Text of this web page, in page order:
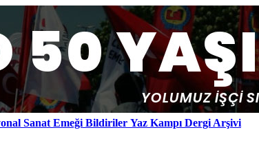
Sanat Emeği Bildiriler Yaz Kampı Dergi Arşivi